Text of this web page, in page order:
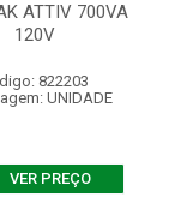
ATTIV 700VA
120V
822203
UNIDADE
VER PREÇO